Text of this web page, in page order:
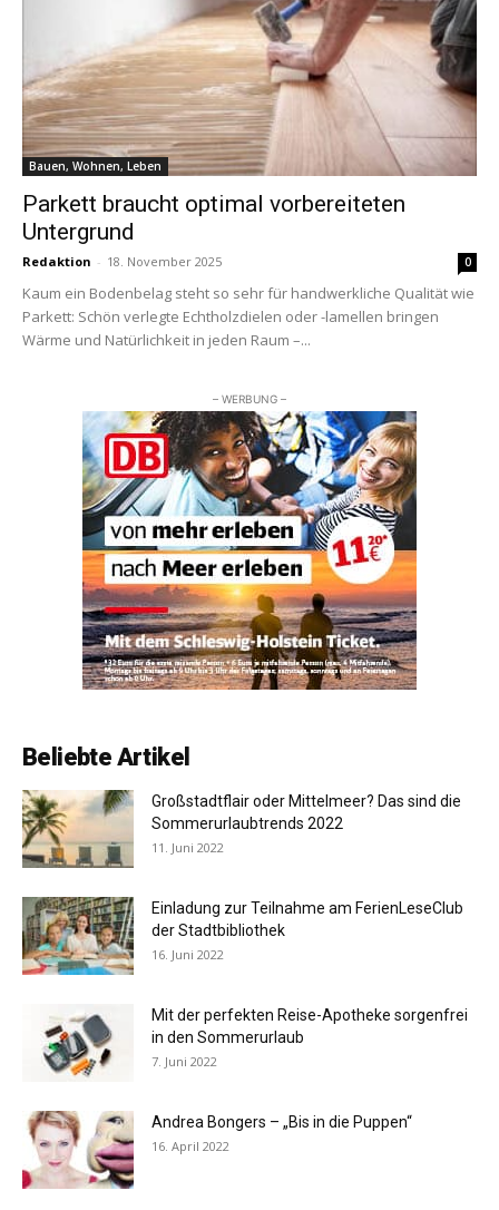
Bauen, Wohnen, Leben
Parkett braucht optimal vorbereiteten
Untergrund
Redaktion - 18. November 2025 0
Kaum ein Bodenbelag steht so sehr für handwerkliche Qualität wie
Parkett: Schön verlegte Echtholzdielen oder -lamellen bringen
Wärme und Natürlichkeit in jeden Raum –...
– WERBUNG –
Beliebte Artikel
Großstadtflair oder Mittelmeer? Das sind die
Sommerurlaubtrends 2022
11. Juni 2022
Einladung zur Teilnahme am FerienLeseClub
der Stadtbibliothek
16. Juni 2022
Mit der perfekten Reise-Apotheke sorgenfrei
in den Sommerurlaub
7. Juni 2022
Andrea Bongers – „Bis in die Puppen“
16. April 2022